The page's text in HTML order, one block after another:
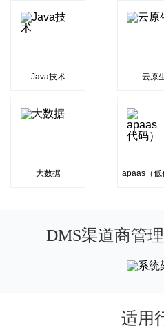
Java技术 云原
大数据 apaas（低
DMS渠道商管
适用